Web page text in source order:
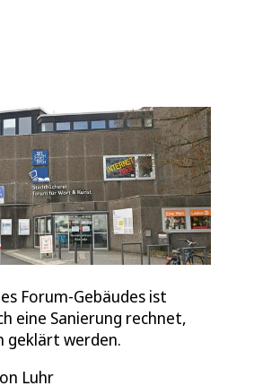
Forum-Gebäudes ist
eine Sanierung rechnet,
geklärt werden.
Luhr